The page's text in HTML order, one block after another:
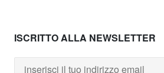
ISCRITTO ALLA NEWSLETTER